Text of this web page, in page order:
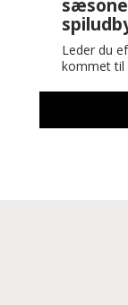
Leder du
kommet til